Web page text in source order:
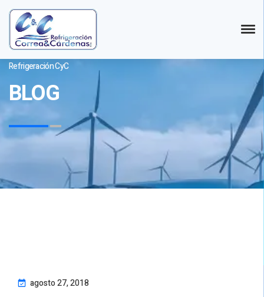
Refrigeración CyC
BLOG
agosto 27, 2018